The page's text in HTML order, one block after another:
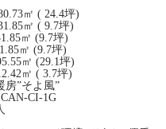
㎡ ( 24.4坪)
㎡ ( 9.7坪)
㎡ (9.7坪)
㎡ (9.7坪)
㎡ (29.1坪)
㎡ ( 3.7坪)
房”そよ風”
CI-1G